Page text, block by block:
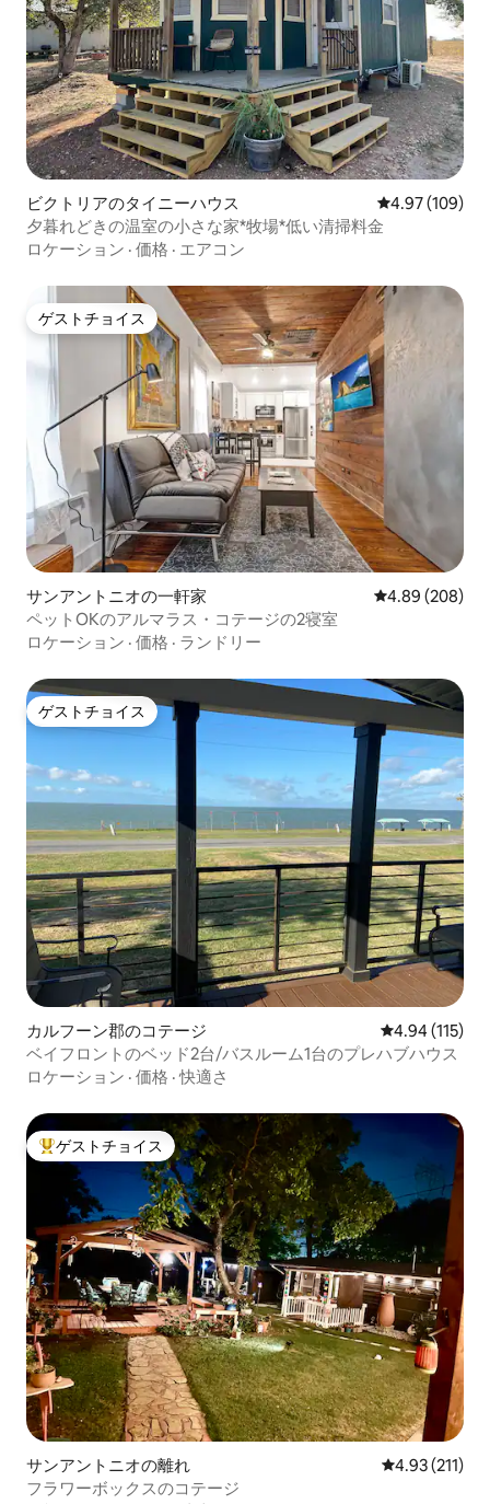
ビクトリアのタイニーハウス レビュー109
4.97 (109)
夕暮れどきの温室の小さな家*牧場*低い清掃料金
ロケーション · 価格 · エアコン
ゲストチョイス
ゲストチョイス
サンアントニオの一軒家 レビュー208
4.89 (208)
ペットOKのアルマラス・コテージの2寝室
ロケーション · 価格 · ランドリー
ゲストチョイス
ゲストチョイス
カルフーン郡のコテージ レビュー115
4.94 (115)
ベイフロントのベッド2台/バスルーム1台のプレハブハウス
ロケーション · 価格 ·快適さ
大好評のゲストチョイスです。
ゲストチョイス
サンアントニオの離れ レビュー211
4.93 (211)
フラワーボックスのコテージ